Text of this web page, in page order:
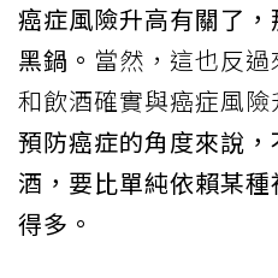
癌症風險升高有關了
黑鍋。 當然，這也反
和飲酒確實與癌症風險
預防癌症的角度來說
酒，要比單純依賴某
得多。